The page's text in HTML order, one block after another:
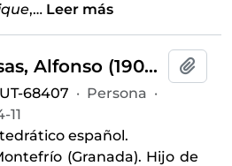
,… Leer más
García Valdecasas, Alfonso (1904-1993)
68407 · Persona ·
11
español.
(Granada). Hijo de